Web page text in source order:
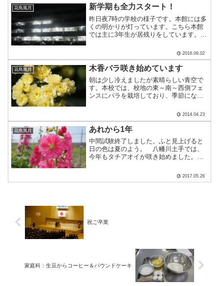
れた」ということでし.....
花鳥風月 新学期も全力スタート！
昨日夜7時の学校の様子です。本館には多
くの明かりが灯っています。こちら本館
では主に3年生が居残りをしています。3
ろです。昨日から新学期が始まりました
が、進路に向けいいスタートダッシュが
切れたのではないでし.....
2016.09.02
花鳥風月 木香バラ咲き始めています
朝は少し冷えましたが素晴らしい青空で
す。本校では、校地の東～南～西側フェ
ンスにバラを栽培しており、季節になる
おります。 4月23日現在、校舎東側の
正式にご案内いたしま.....
2014.04.23
花鳥風月 あれから1年
中間試験終了しました。ふと見上げると
日の色は夏のよう。 八幡川土手では、
今年もタチアオイが咲き始めました。
うど1年前の今日、当時のオバマ大統領が
ここ広島を訪れた記事を載せていまし
2017.05.26
祝ご卒業
家庭科：生豆からコーヒー＆パウンドケーキ